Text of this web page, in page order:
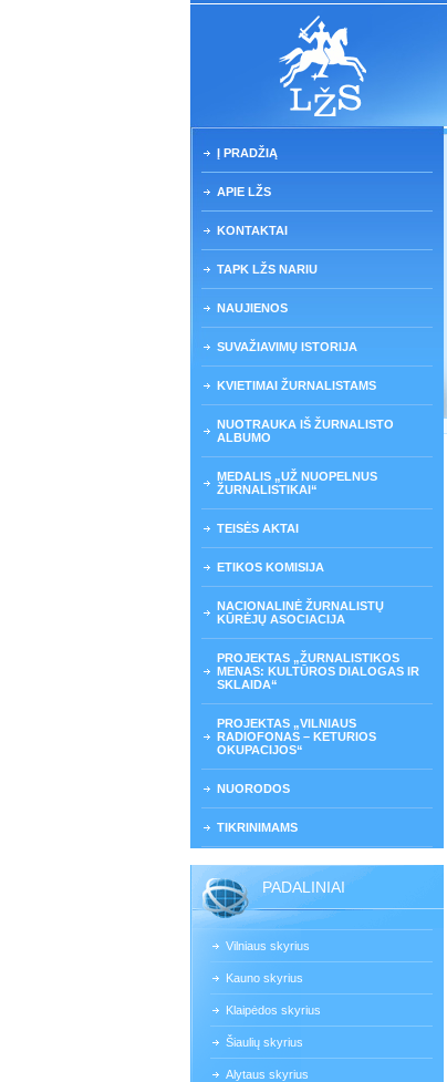
Į PRADŽIĄ
APIE LŽS
KONTAKTAI
TAPK LŽS NARIU
NAUJIENOS
SUVAŽIAVIMŲ ISTORIJA
KVIETIMAI ŽURNALISTAMS
NUOTRAUKA IŠ ŽURNALISTO
ALBUMO
MEDALIS „UŽ NUOPELNUS
ŽURNALISTIKAI“
TEISĖS AKTAI
ETIKOS KOMISIJA
NACIONALINĖ ŽURNALISTŲ
KŪRĖJŲ ASOCIACIJA
PROJEKTAS „ŽURNALISTIKOS
MENAS: KULTŪROS DIALOGAS IR
SKLAIDA“
PROJEKTAS „VILNIAUS
RADIOFONAS – KETURIOS
OKUPACIJOS“
NUORODOS
TIKRINIMAMS
PADALINIAI
Vilniaus skyrius
Kauno skyrius
Klaipėdos skyrius
Šiaulių skyrius
Alytaus skyrius